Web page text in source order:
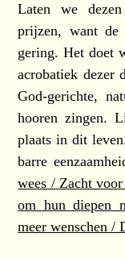
Laten we
prijzen, want de
gering. Het doet
acrobatiek
God-gerichte,
hooren zingen.
plaats in dit
barre
wees / Zacht
om hun diepen
meer wenschen /